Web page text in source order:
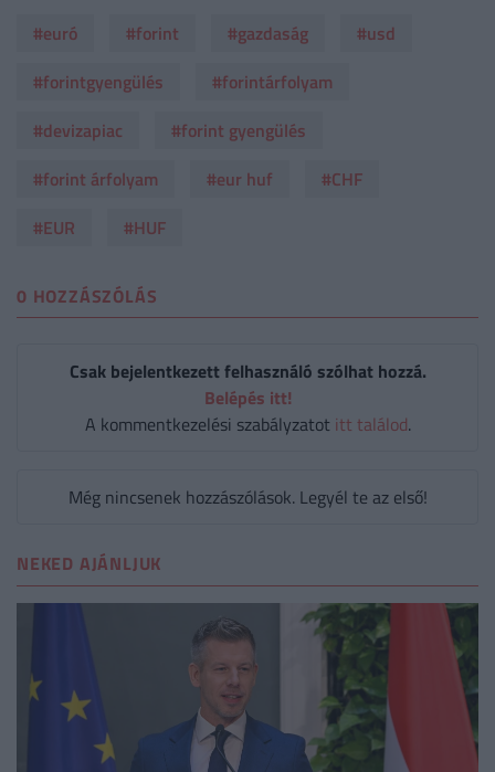
#euró
#forint #gazdaság
#usd
#forintgyengülés
#forintárfolyam
#devizapiac
#forint gyengülés
#forint árfolyam
#eur huf
#CHF
#EUR
#HUF
0 HOZZÁSZÓLÁS
Csak bejelentkezett felhasználó szólhat hozzá.
Belépés itt!
A kommentkezelési szabályzatot itt találod.
Még nincsenek hozzászólások. Legyél te az első!
NEKED AJÁNLJUK